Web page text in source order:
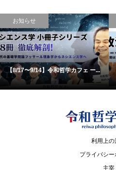
お知らせ
【8/17〜9/14】令和哲学カフェ ー...
利用上の
プライバシー
主宰